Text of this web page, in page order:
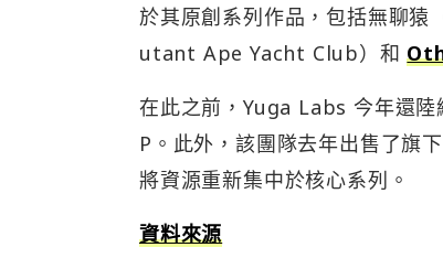
於其原創系列作品，包括無聊
utant Ape Yacht Club）和
在此之前，Yuga Labs 今年還
P。此外，該團隊去年出售了
將資源重新集中於核心系列。
資料來源